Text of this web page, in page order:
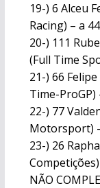
19-) 6 Alceu
Racing) – a
20-) 111
(Full Time
21-) 66
Time-ProGP)
22-) 77
Motorsport)
23-) 26
NÃO